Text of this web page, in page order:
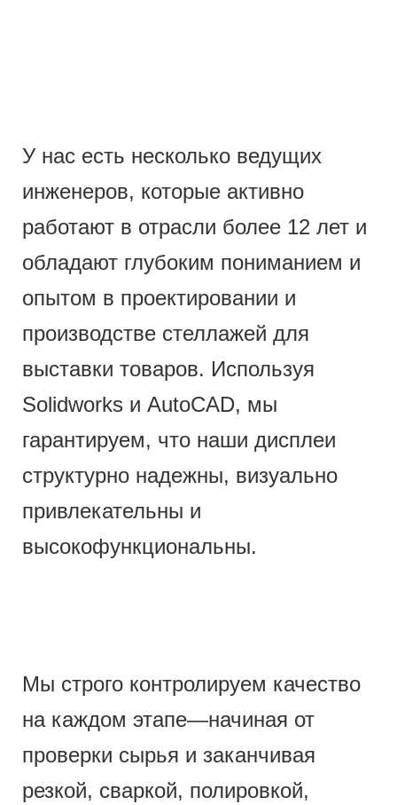
У нас есть несколько ведущих
инженеров, которые активно
работают в отрасли более 12 лет и
обладают глубоким пониманием и
опытом в проектировании и
производстве стеллажей для
выставки товаров. Используя
Solidworks и AutoCAD, мы
гарантируем, что наши дисплеи
структурно надежны, визуально
привлекательны и
высокофункциональны.
Мы строго контролируем качество
на каждом этапе—начиная от
проверки сырья и заканчивая
резкой, сваркой, полировкой,